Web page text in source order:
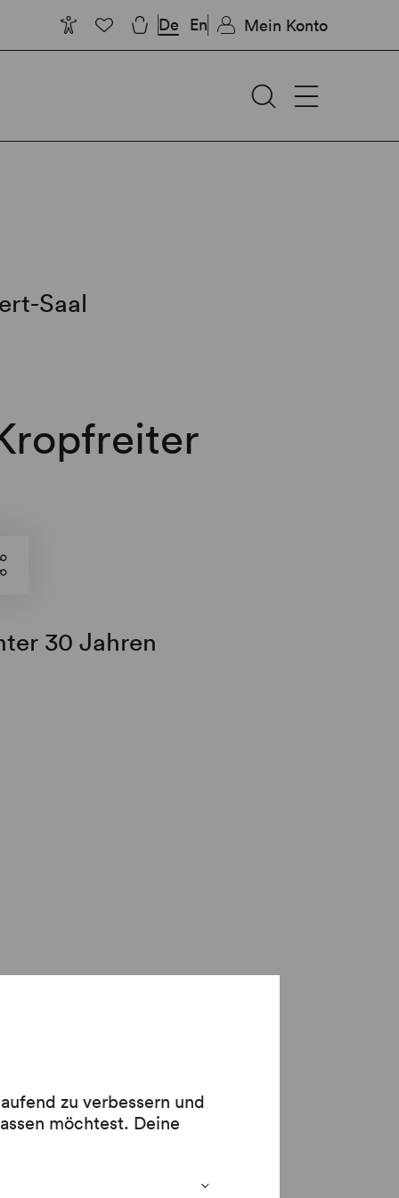
zu verbessern und
möchtest. Deine
De En Mein Konto
Saal
30 Jahren